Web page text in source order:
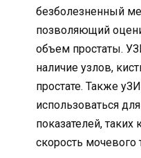
безболезненный
позволяющий
объем простаты.
наличие узлов,
простате. Также
использоваться
показателей,
скорость мочевого